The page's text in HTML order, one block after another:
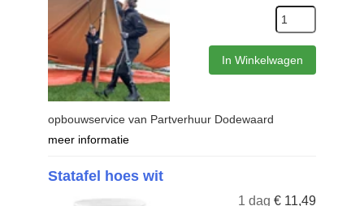
In Winkelwagen
opbouwservice van Partverhuur Dodewaard
meer informatie
Statafel hoes wit
1 dag € 11,49